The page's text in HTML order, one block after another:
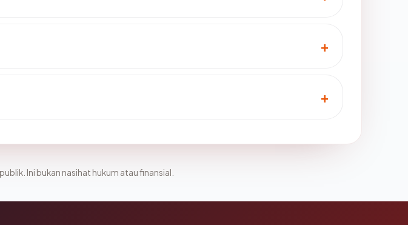
Ini bukan nasihat hukum atau finansial.